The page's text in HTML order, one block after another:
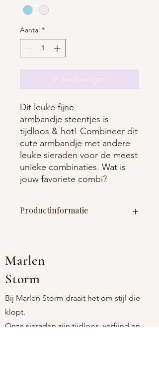
Aantal *
Dit leuke fijne
armbandje steentjes is
tijdloos & hot! Combineer dit
cute armbandje met andere
leuke sieraden voor de meest
unieke combinaties. Wat is
jouw favoriete combi?
Productinformatie
Marlen
Storm
Bij Marlen Storm draait het om stijl die
klopt.
Onze sieraden zijn tijdloos, verfijnd en